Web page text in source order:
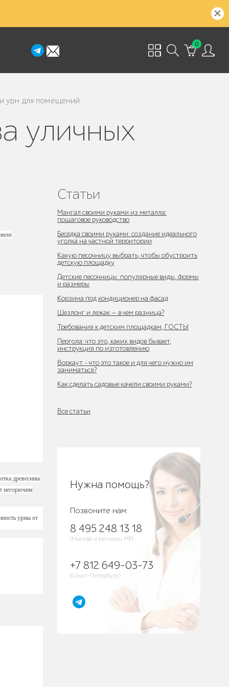
0
урн для помещений
древесины
негорючим
урны от
Статьи
Мангал своими руками из металла:
пошаговое руководство
Беседка своими руками: создание идеального
уголка на частной территории
Какую песочницу выбрать, чтобы обустроить
детскую площадку
Детские песочницы: популярные виды, формы
и размеры
Корзина под кондиционер на фасад
Шезлонг и лежак — в чем разница?
Требования к детским площадкам, ГОСТЫ
Пергола: что это, каких видов бывает,
инструкция по изготовлению
Воркаут - что это такое и для чего нужно им
заниматься?
Как сделать садовые качели своими руками?
Все статьи
Нужна помощь?
Позвоните нам:
8 495 248 13 18
(Москва и регионы РФ)
+7 812 649-03-73
(Санкт-Петербург)